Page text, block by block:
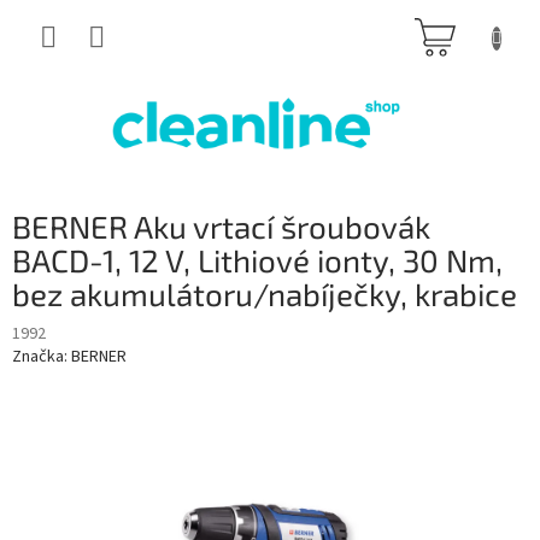
BERNER Aku vrtací šroubovák
BACD-1, 12 V, Lithiové ionty, 30 Nm,
bez akumulátoru/nabíječky, krabice
1992
Značka: BERNER